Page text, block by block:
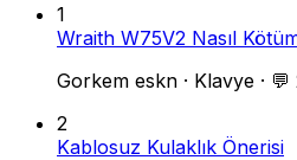
1
Wraith W75V2 Nasıl
Gorkem eskn · Klavye · 💬
2
Kablosuz Kulaklık Önerisi